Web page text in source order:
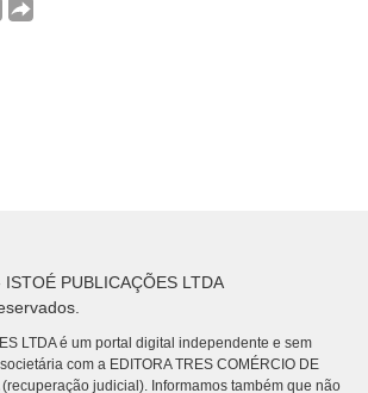
PUBLICAÇÕES LTDA
LTDA é um portal digital independente e sem
com a EDITORA TRES COMÉRCIO DE
(recuperação judicial). Informamos também que não